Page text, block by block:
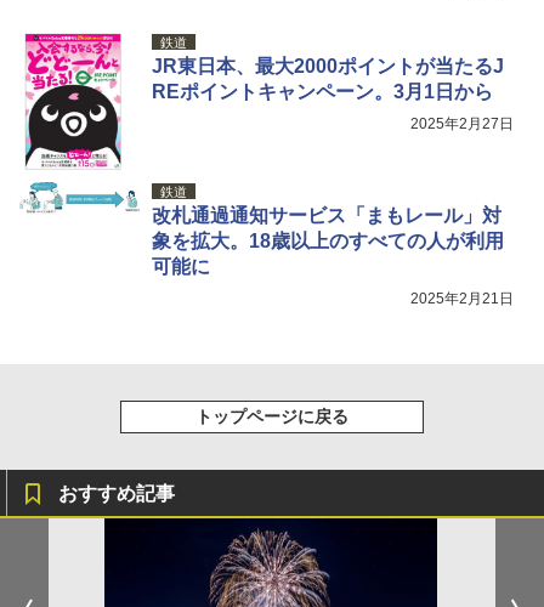
鉄道
JR東日本、最大2000ポイントが当たるJ
REポイントキャンペーン。3月1日から
2025年2月27日
鉄道
改札通過通知サービス「まもレール」対
象を拡大。18歳以上のすべての人が利用
可能に
2025年2月21日
トップページに戻る
おすすめ記事